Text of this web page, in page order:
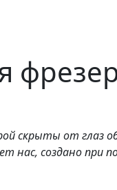
скрыты от глаз
нас, создано